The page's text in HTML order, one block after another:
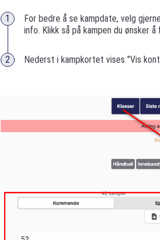
For bedre å se kampdate, velg
info. Klikk så på kampen du ønsker
Nederst i kampkortet vises "Vis